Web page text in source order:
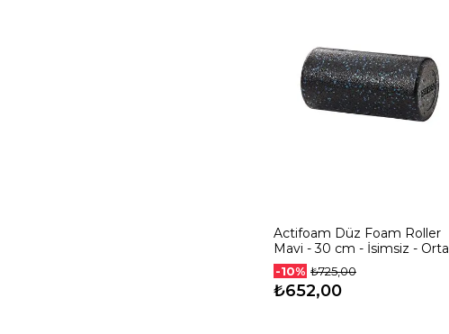
Actifoam Düz Foam Roller
Mavi - 30 cm - İsimsiz - Orta
Sert
-10% ₺725,00
₺652,00